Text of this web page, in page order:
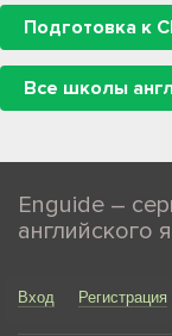
Подготовка к
Enguide –
английского
Вход Регистрация